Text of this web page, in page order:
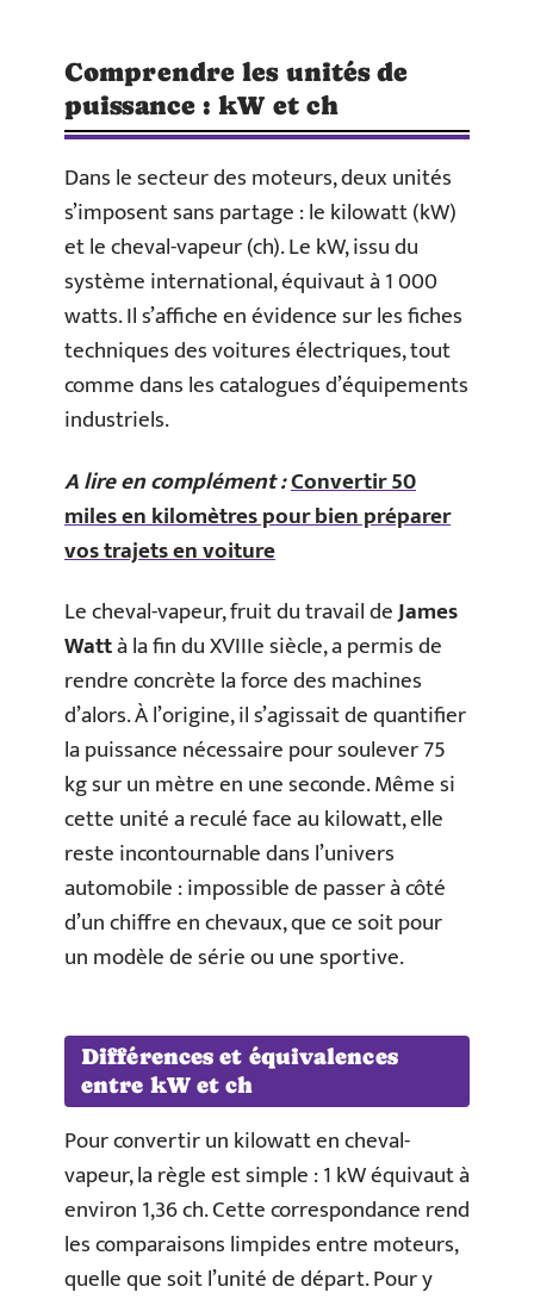
Comprendre les unités de
puissance : kW et ch
Dans le secteur des moteurs, deux unités
s’imposent sans partage : le kilowatt (kW)
et le cheval-vapeur (ch). Le kW, issu du
système international, équivaut à 1 000
watts. Il s’affiche en évidence sur les fiches
techniques des voitures électriques, tout
comme dans les catalogues d’équipements
industriels.
A lire en complément :Convertir 50
miles en kilomètres pour bien préparer
vos trajets en voiture
Le cheval-vapeur, fruit du travail deJames
Wattà la fin du XVIIIe siècle, a permis de
rendre concrète la force des machines
d’alors. À l’origine, il s’agissait de quantifier
la puissance nécessaire pour soulever 75
kg sur un mètre en une seconde. Même si
cette unité a reculé face au kilowatt, elle
reste incontournable dans l’univers
automobile : impossible de passer à côté
d’un chiffre en chevaux, que ce soit pour
un modèle de série ou une sportive.
Différences et équivalences
entre kW et ch
Pour convertir un kilowatt en cheval-
vapeur, la règle est simple : 1 kW équivaut à
environ 1,36 ch. Cette correspondance rend
les comparaisons limpides entre moteurs,
quelle que soit l’unité de départ. Pour y